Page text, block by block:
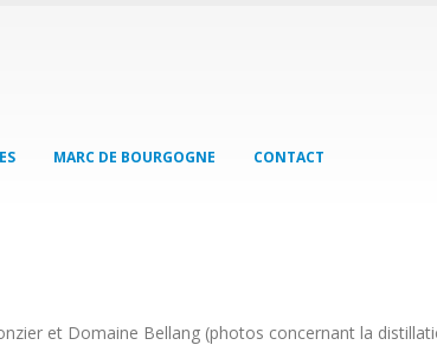
MARC DE BOURGOGNE CONTACT
et Domaine Bellang (photos concernant la